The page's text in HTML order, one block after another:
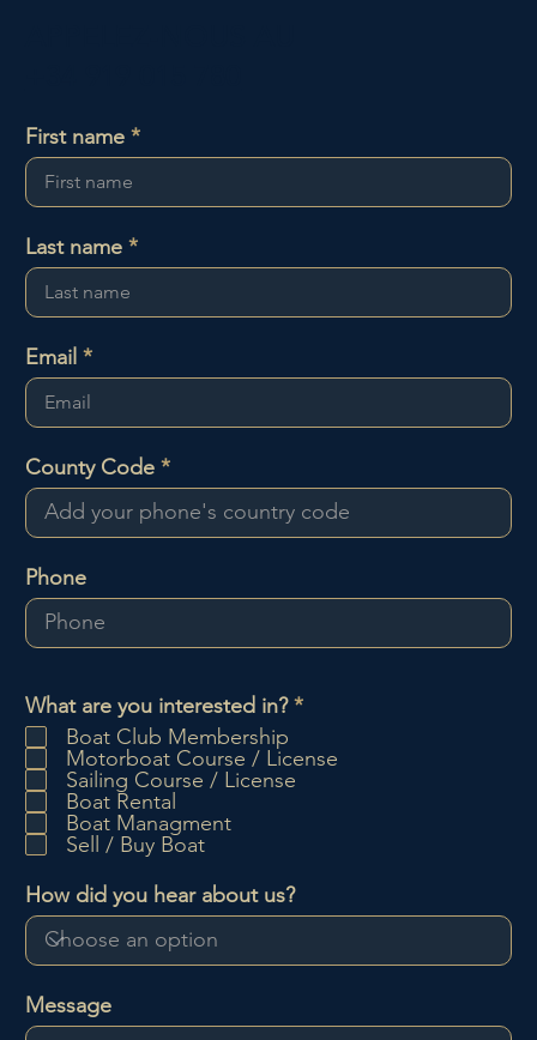
First name
Email
Message
Last name
County Code
Phone
What are you interested in?*O
i
e
Boat Club Membership
Motorboat Course / License
Sailing Course / License
Boat Rental
Boat Managment
Sell / Buy Boat
How did you hear about us?